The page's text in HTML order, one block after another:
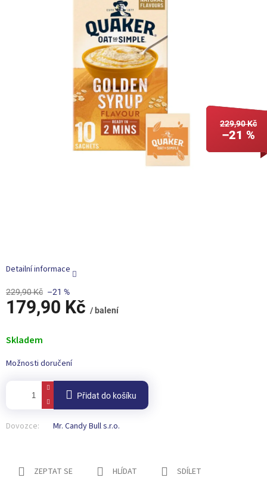
229,90 Kč
–21 %
229,90 Kč –21 %
179,90 Kč / balení
cena:
Skladem
Možnosti doručení
Přidat do košíku
Dovozce: Mr. Candy Bull s.r.o.
Detailní informace
ZEPTAT SE HLÍDAT SDÍLET